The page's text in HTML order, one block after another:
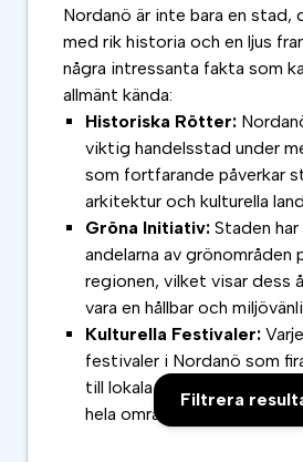
Filtrera
Nordanö är inte bara en stad,
med rik historia och en ljus
några intressanta fakta som
allmänt kända:
Historiska Rötter:
viktig handelsstad under
som fortfarande påverkar
arkitektur och kulturella
Gröna Initiativ: Staden
andelarna av grönområden
regionen, vilket visar dess
vara en hållbar och
Kulturella Festivaler:
festivaler i Nordanö som
till lokala maträtter, vilket
hela området.